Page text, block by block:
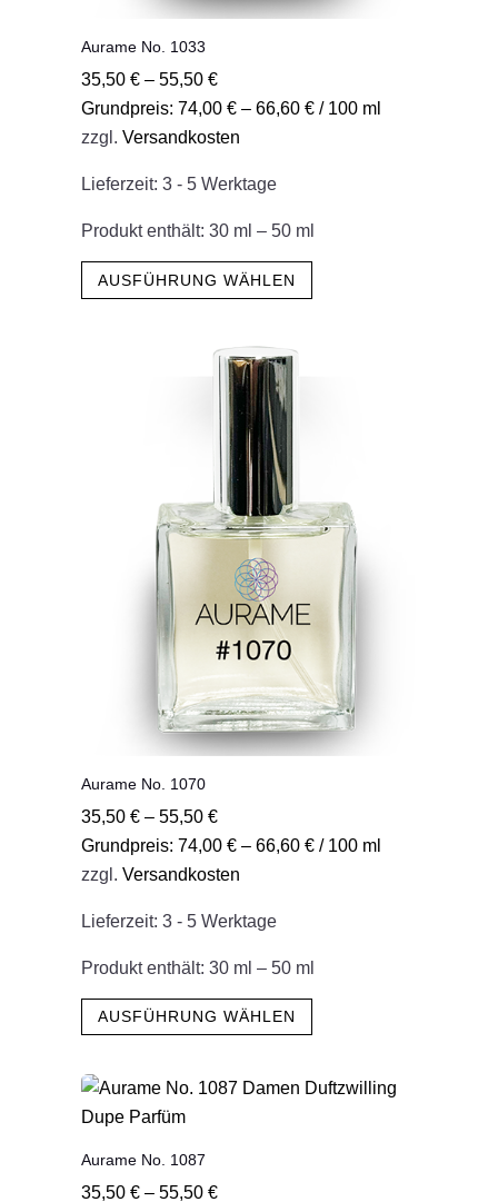
Aurame No. 1033
35,50€ –55,50€
Grundpreis:74,00€ –66,60€ / 100 ml
zzgl.Versandkosten
Lieferzeit:3 - 5 Werktage
Produkt enthält: 30 ml – 50 ml
AUSFÜHRUNG WÄHLEN
Dieses
auf
Produktseite
gewählt
werden
Aurame No. 1070
35,50€ –55,50€
Grundpreis:74,00€ –66,60€ / 100 ml
zzgl.Versandkosten
Lieferzeit:3 - 5 Werktage
Produkt enthält: 30 ml – 50 ml
AUSFÜHRUNG WÄHLEN
Dieses
mehrere
Aurame No. 1087
35,50€ –55,50€